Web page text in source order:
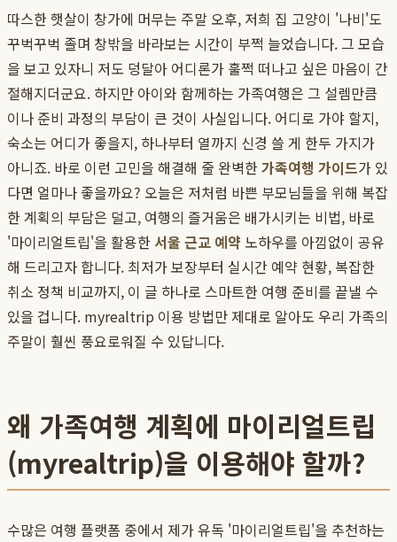
따스한 햇살이 창가에 머무는 주말 오후, 저희 집 고양이 '나비'도
꾸벅꾸벅 졸며 창밖을 바라보는 시간이 부쩍 늘었습니다. 그 모습
을 보고 있자니 저도 덩달아 어디론가 훌쩍 떠나고 싶은 마음이 간
절해지더군요. 하지만 아이와 함께하는 가족여행은 그 설렘만큼
이나 준비 과정의 부담이 큰 것이 사실입니다. 어디로 가야 할지,
숙소는 어디가 좋을지, 하나부터 열까지 신경 쓸 게 한두 가지가
아니죠. 바로 이런 고민을 해결해 줄 완벽한가족여행 가이드가 있
다면 얼마나 좋을까요? 오늘은 저처럼 바쁜 부모님들을 위해 복잡
한 계획의 부담은 덜고, 여행의 즐거움은 배가시키는 비법, 바로
'마이리얼트립'을 활용한 서울 근교 예약 노하우를 아낌없이 공유
해 드리고자 합니다. 최저가 보장부터 실시간 예약 현황, 복잡한
취소 정책 비교까지, 이 글 하나로 스마트한 여행 준비를 끝낼 수
있을 겁니다. myrealtrip 이용 방법만 제대로 알아도 우리 가족의
주말이 훨씬 풍요로워질 수 있답니다.
왜 가족여행 계획에 마이리얼트립
(myrealtrip)을 이용해야 할까?
수많은 여행 플랫폼 중에서 제가 유독 '마이리얼트립'을 추천하는